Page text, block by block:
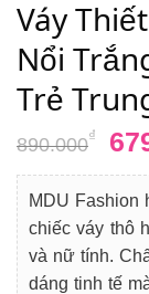
Váy
Nổi
Trẻ
890.000₫
là:
MDU Fashion
chiếc váy thô
và nữ tính.
dáng tinh tế